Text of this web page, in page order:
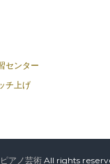
センター
チ上げ
アノ芸術 All rights